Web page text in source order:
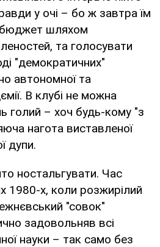
у очі – бо ж завтра їм
шляхом
та голосувати
"демократичних"
автономної та
В клубі не можна
голий – хоч будь-кому "з
нагота виставленої
дупи.
ностальгувати. Час
1980-х, коли розжирілий
"совок"
задовольняв всі
науки – так само без